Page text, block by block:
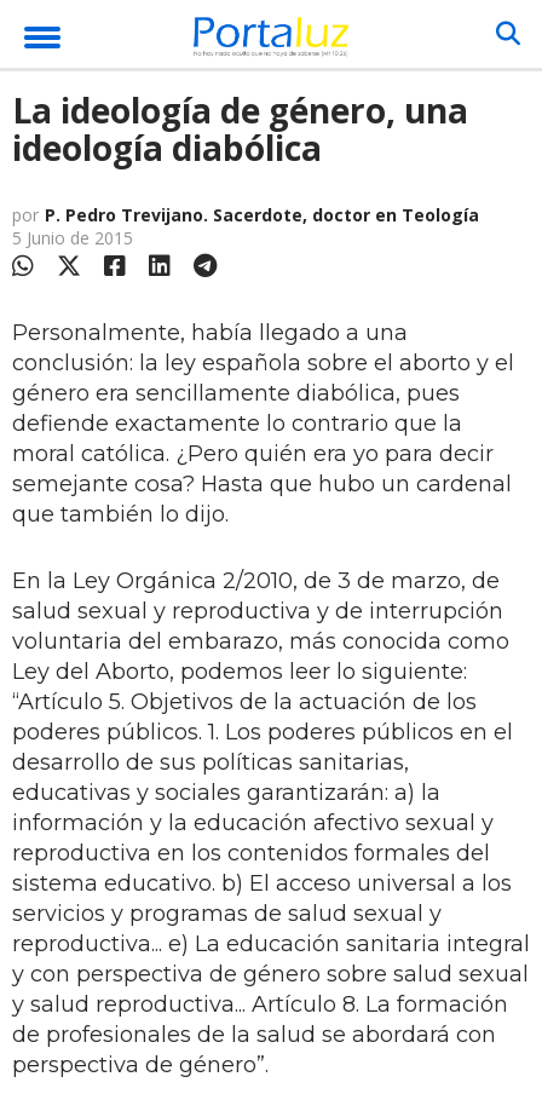
La ideología de género, una
ideología diabólica
por P. Pedro Trevijano. Sacerdote, doctor en Teología
5 Junio de 2015
Personalmente, había llegado a una
conclusión: la ley española sobre el aborto y el
género era sencillamente diabólica, pues
defiende exactamente lo contrario que la
moral católica. ¿Pero quién era yo para decir
semejante cosa? Hasta que hubo un cardenal
que también lo dijo.
En la Ley Orgánica 2/2010, de 3 de marzo, de
salud sexual y reproductiva y de interrupción
voluntaria del embarazo, más conocida como
Ley del Aborto, podemos leer lo siguiente:
“Artículo 5. Objetivos de la actuación de los
poderes públicos. 1. Los poderes públicos en el
desarrollo de sus políticas sanitarias,
educativas y sociales garantizarán: a) la
información y la educación afectivo sexual y
reproductiva en los contenidos formales del
sistema educativo. b) El acceso universal a los
servicios y programas de salud sexual y
reproductiva... e) La educación sanitaria integral
y con perspectiva de género sobre salud sexual
y salud reproductiva... Artículo 8. La formación
de profesionales de la salud se abordará con
perspectiva de género”.